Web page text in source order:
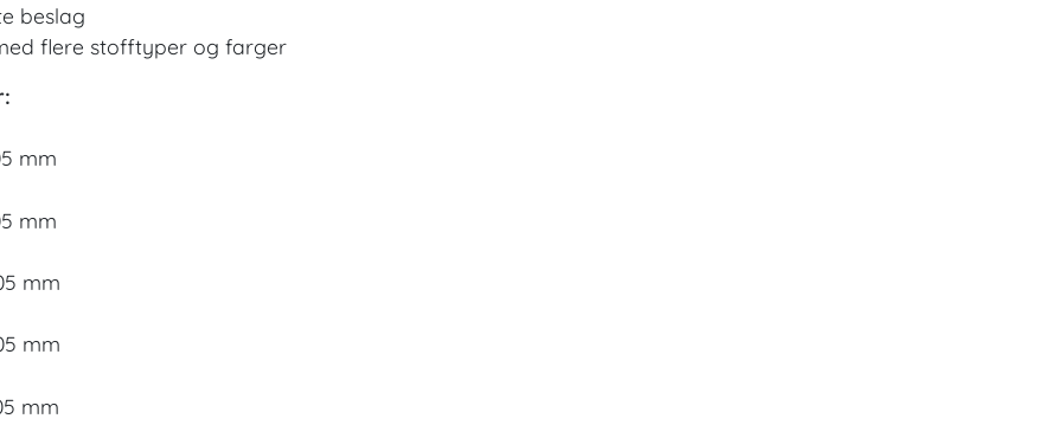
beslag
flere stofftyper og farger
mm
mm
mm
mm
mm